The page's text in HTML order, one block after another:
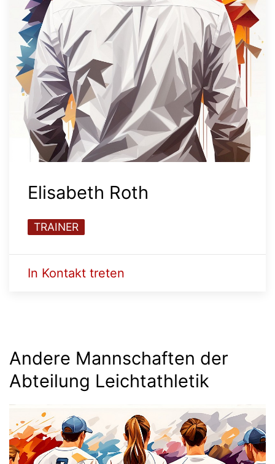
Elisabeth Roth
TRAINER
In Kontakt treten
Andere Mannschaften der
Abteilung Leichtathletik